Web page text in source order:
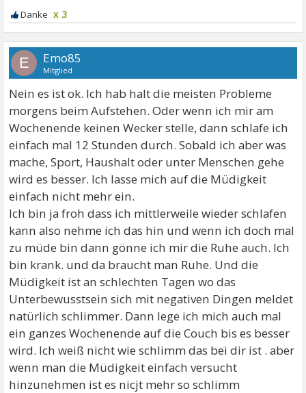
x 3
E Emo85
Mitglied
Nein es ist ok. Ich hab halt die meisten Probleme
morgens beim Aufstehen. Oder wenn ich mir am
Wochenende keinen Wecker stelle, dann schlafe ich
einfach mal 12 Stunden durch. Sobald ich aber was
mache, Sport, Haushalt oder unter Menschen gehe
wird es besser. Ich lasse mich auf die Müdigkeit
einfach nicht mehr ein.
Ich bin ja froh dass ich mittlerweile wieder schlafen
kann also nehme ich das hin und wenn ich doch mal
zu müde bin dann gönne ich mir die Ruhe auch. Ich
bin krank. und da braucht man Ruhe. Und die
Müdigkeit ist an schlechten Tagen wo das
Unterbewusstsein sich mit negativen Dingen meldet
natürlich schlimmer. Dann lege ich mich auch mal
ein ganzes Wochenende auf die Couch bis es besser
wird. Ich weiß nicht wie schlimm das bei dir ist . aber
wenn man die Müdigkeit einfach versucht
hinzunehmen ist es nicjt mehr so schlimm